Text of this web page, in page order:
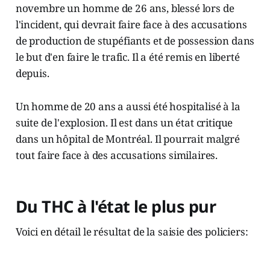
novembre un homme de 26 ans, blessé lors de
l'incident, qui devrait faire face à des accusations
de production de stupéfiants et de possession dans
le but d'en faire le trafic. Il a été remis en liberté
depuis.
Un homme de 20 ans a aussi été hospitalisé à la
suite de l'explosion. Il est dans un état critique
dans un hôpital de Montréal. Il pourrait malgré
tout faire face à des accusations similaires.
Du THC à l'état le plus pur
Voici en détail le résultat de la saisie des policiers: